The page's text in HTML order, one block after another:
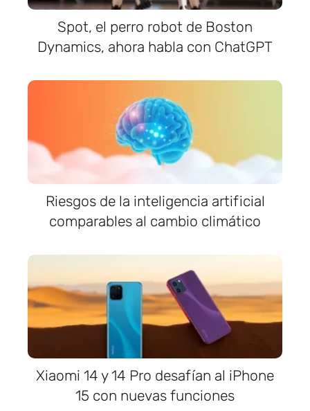
Spot, el perro robot de Boston
Dynamics, ahora habla con ChatGPT
Riesgos de la inteligencia artificial
comparables al cambio climático
Xiaomi 14 y 14 Pro desafían al iPhone
15 con nuevas funciones